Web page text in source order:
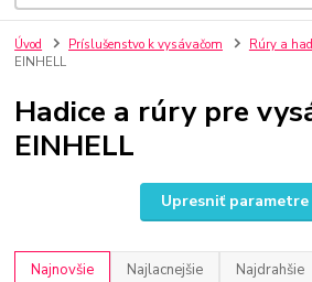
Úvod Príslušenstvo k vysávačom
Rúry a
EINHELL
Hadice a rúry pre
EINHELL
Upresniť parametre
Najnovšie Najlacnejšie Najdrahšie